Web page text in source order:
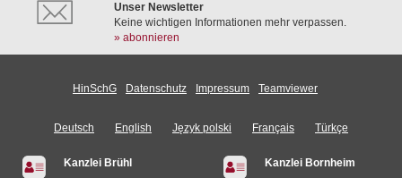
Unser Newsletter
Keine wichtigen Informationen mehr verpassen.
» abonnieren
HinSchG Datenschutz Impressum Teamviewer
Deutsch English Język polski Français Türkçe
Kanzlei Brühl
Kanzlei Bornheim